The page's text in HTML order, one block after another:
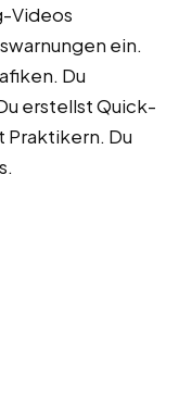
Videos
ein.
Du
erstellst Quick-
Du